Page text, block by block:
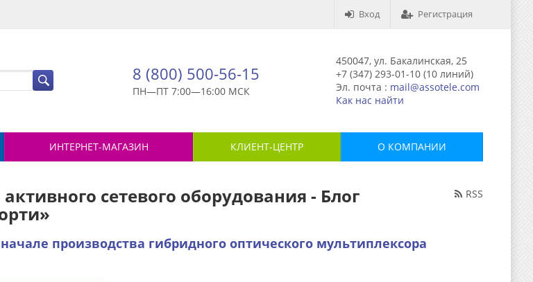
Вход Регистрация
8 (800) 500-56-15
ПН—ПТ 7:00—16:00 МСК
450047, ул. Бакалинская, 25
+7 (347) 293-01-10 (10 линий)
Эл. почта : mail@assotele.com
Как нас найти
ИНТЕРНЕТ-МАГАЗИН КЛИЕНТ-ЦЕНТР О КОМПАНИИ
RSS
сетевого оборудования - Блог
производства гибридного оптического мультиплексора